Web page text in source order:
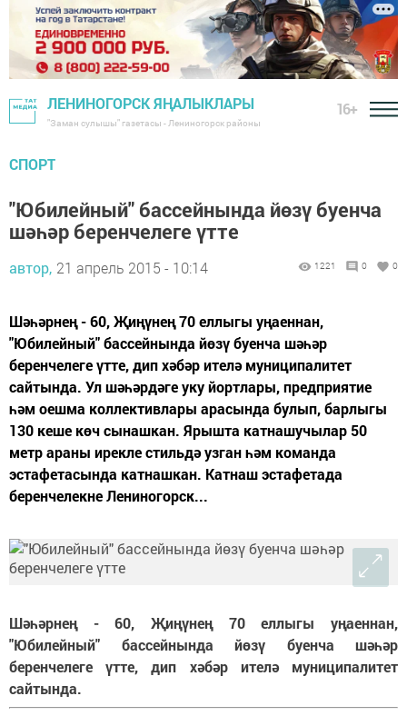
ЛЕНИНОГОРСК ЯҢАЛЫКЛАРЫ
"Заман сулышы" газетасы - Лениногорск районы
16+
СПОРТ
"Юбилейный" бассейнында йөзү буенча
шәһәр беренчелеге үтте
автор, 21 апрель 2015 - 10:14 1221 0 0
Шәһәрнең - 60, Җиңүнең 70 еллыгы уңаеннан,
"Юбилейный" бассейнында йөзү буенча шәһәр
беренчелеге үтте, дип хәбәр ителә муниципалитет
сайтында. Ул шәһәрдәге уку йортлары, предприятие
һәм оешма коллективлары арасында булып, барлыгы
130 кеше көч сынашкан. Ярышта катнашучылар 50
метр араны ирекле стильдә узган һәм команда
эстафетасында катнашкан. Катнаш эстафетада
беренчелекне Лениногорск...
Шәһәрнең - 60, Җиңүнең 70 еллыгы уңаеннан,
"Юбилейный" бассейнында йөзү буенча шәһәр
беренчелеге үтте, дип хәбәр ителә муниципалитет
сайтында.